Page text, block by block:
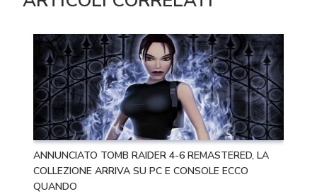
ANNUNCIATO TOMB RAIDER 4-6 REMASTERED, LA
COLLEZIONE ARRIVA SU PC E CONSOLE ECCO
QUANDO